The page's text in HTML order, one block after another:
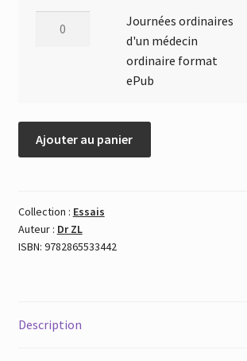
d'un
médecin
médecin
ordinaire
format
Journées ordinaires
d'un médecin
ordinaire format
ePub
Ajouter au panier
Collection : Essais
Auteur : Dr ZL
ISBN: 9782865533442
Description